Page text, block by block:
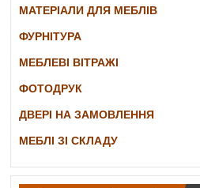
МАТЕРІАЛИ ДЛЯ МЕБЛІВ
ФУРНІТУРА
МЕБЛЕВІ ВІТРАЖІ
ФОТОДРУК
ДВЕРІ НА ЗАМОВЛЕННЯ
МЕБЛІ ЗІ СКЛАДУ